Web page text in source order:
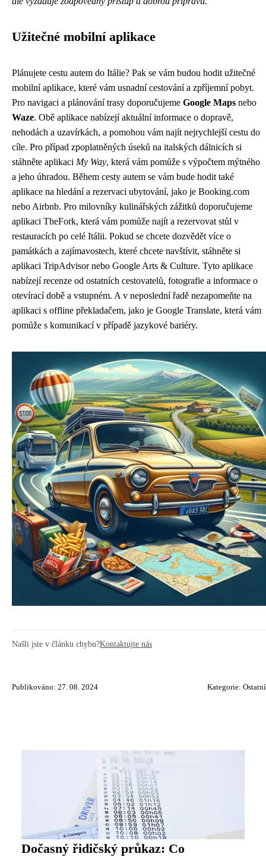
Užitečné mobilní aplikace
Plánujete cestu autem do Itálie? Pak se vám budou hodit užitečné
mobilní aplikace, které vám usnadní cestování a zpříjemní pobyt.
Pro navigaci a plánování trasy doporučujeme Google Maps nebo
Waze. Obě aplikace nabízejí aktuální informace o dopravě,
nehodách a uzavírkách, a pomohou vám najít nejrychlejší cestu do
cíle. Pro případ zpoplatněných úseků na italských dálnicích si
stáhněte aplikaci My Way, která vám pomůže s výpočtem mýtného
a jeho úhradou. Během cesty autem se vám bude hodit také
aplikace na hledání a rezervaci ubytování, jako je Booking.com
nebo Airbnb. Pro milovníky kulinářských zážitků doporučujeme
aplikaci TheFork, která vám pomůže najít a rezervovat stůl v
restauracích po celé Itálii. Pokud se chcete dozvědět více o
památkách a zajímavostech, které chcete navštívit, stáhněte si
aplikaci TripAdvisor nebo Google Arts & Culture. Tyto aplikace
nabízejí recenze od ostatních cestovatelů, fotografie a informace o
otevírací době a vstupném. A v neposlední řadě nezapomeňte na
aplikaci s offline překladačem, jako je Google Translate, která vám
pomůže s komunikací v případě jazykové bariéry.
Našli jste v článku chybu?Kontaktujte nás
Publikováno: 27. 08. 2024 Kategorie: Ostatní
Dočasný řidičský průkaz: Co